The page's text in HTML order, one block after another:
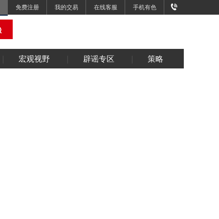
免费注册 我的交易 在线客服 手机有色
宏观视野 辟谣专区 策略